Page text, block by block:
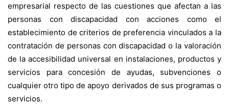
empresarial respecto de las cuestiones que afectan a las
personas con discapacidad con acciones como el
establecimiento de criterios de preferencia vinculados a la
contratación de personas con discapacidad o la valoración
de la accesibilidad universal en instalaciones, productos y
servicios para concesión de ayudas, subvenciones o
cualquier otro tipo de apoyo derivados de sus programas o
servicios.